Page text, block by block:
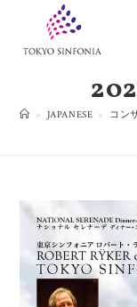
> JAPANESE > コン